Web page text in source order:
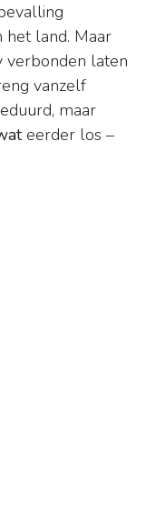
het land. Maar
verbonden laten
vanzelf
maar
eerder los –